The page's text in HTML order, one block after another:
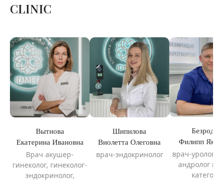
CLINIC
Вытнова
Екатерина Ивановна
Врач акушер-
гинеколог, гинеколог-
эндокринолог,
Шипилова
Виолетта Олеговна
врач-эндокринолог
Филипп
врач-уролог-
андролог